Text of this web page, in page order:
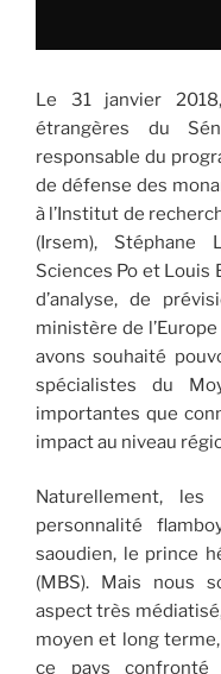
Le 31 janvier
étrangères du
responsable du
de défense des
à l’Institut de
(Irsem), Stéphane
Sciences Po et Louis
d’analyse, de
ministère de
avons souhaité
spécialistes du
importantes que
impact au niveau
Naturellement,
personnalité
saoudien, le prince
(MBS). Mais nous
aspect très
moyen et long
ce pays